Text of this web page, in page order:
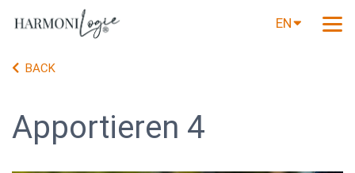
EN
BACK
Apportieren 4